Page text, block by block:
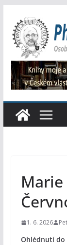
obsah
Marie
1. 6. 2026
Ohlédnutí do